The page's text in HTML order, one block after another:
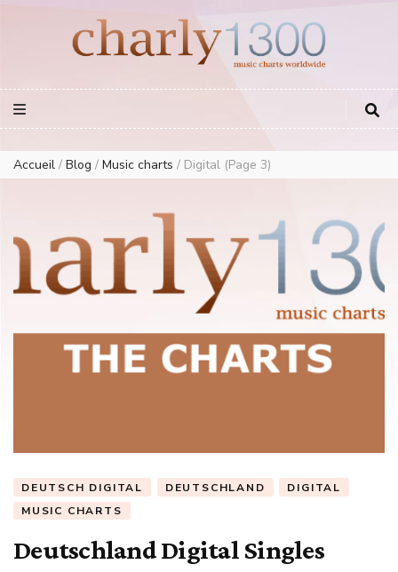
European Music Charts plus USA and Australia
Accueil / Blog / Music charts / Digital (Page 3)
DEUTSCH DIGITAL DEUTSCHLAND
DIGITAL
MUSIC CHARTS
Deutschland Digital Singles